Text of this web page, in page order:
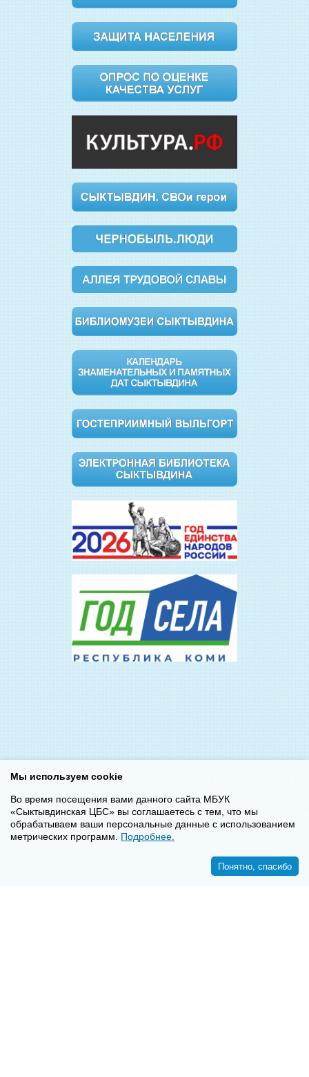
Мы используем cookie
Во время посещения вами данного сайта МБУК
«Сыктывдинская ЦБС» вы соглашаетесь с тем, что мы
обрабатываем ваши персональные данные с использованием
метрических программ. Подробнее.
Понятно, спасибо